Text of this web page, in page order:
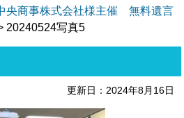
商事株式会社様主催 無料遺言
20240524写真5
更新日：2024年8月16日